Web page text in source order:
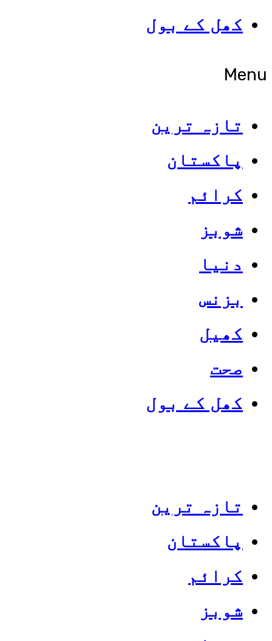
کھل کے بول
Menu
تازہ ترین
پاکستان
کرائم
شوبز
دنیا
بزنس
کھیل
صحت
کھل کے بول
تازہ ترین
پاکستان
کرائم
شوبز
Categories
Top News